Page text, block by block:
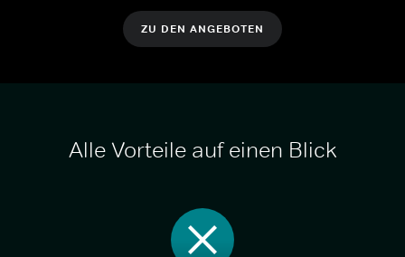
ZU DEN ANGEBOTEN
Alle Vorteile auf einen Blick